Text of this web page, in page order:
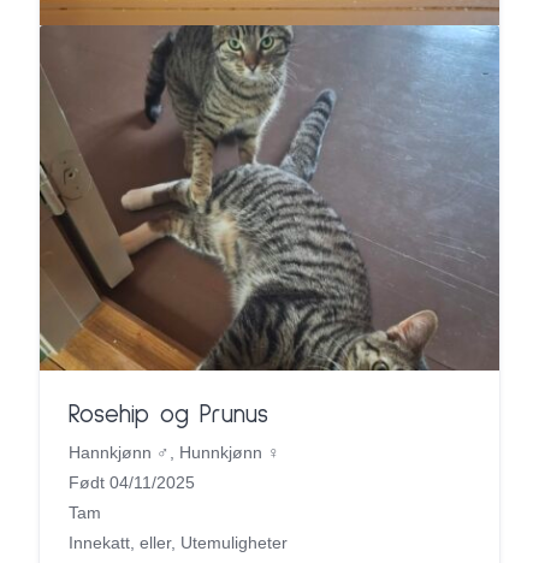
Rosehip og Prunus
Hannkjønn ♂, Hunnkjønn ♀
Født 04/11/2025
Tam
Innekatt, eller, Utemuligheter